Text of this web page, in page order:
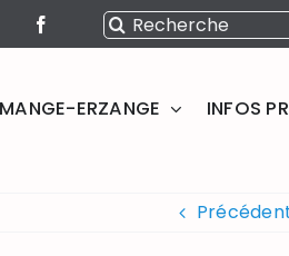
Rechercher:
ERZANGE INFOS